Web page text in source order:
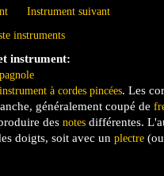
Instrument suivant
instruments
instrument:
instrument à cordes pincées. Les
généralement coupé de
des notesdifférentes.
doigts, soit avec un plectre(ou